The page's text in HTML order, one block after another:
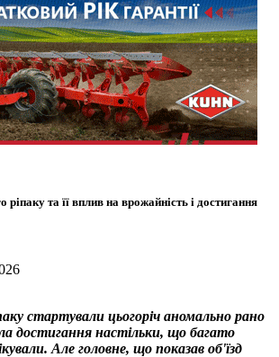
ріпаку та її вплив на врожайність і достигання
стартували цьогоріч аномально рано
достигання настільки, що багато
Але головне, що показав об'їзд